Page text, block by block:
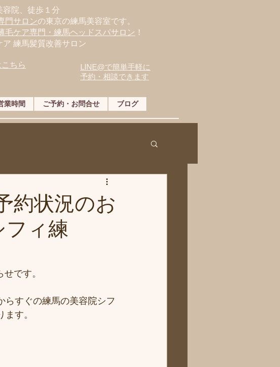
院、徒歩１分
門サロンの東京の練馬美容室です。
毛ケア専門・練馬ヘッドスパサロン ！
練馬髪質改善サロン
ちら
LINE@で簡単手軽に
予約・相談できます
業時間 ご予約・お問合せ ブログ
約状況のお
ィ練
です。
らすぐの練馬の美容院シフ
す。